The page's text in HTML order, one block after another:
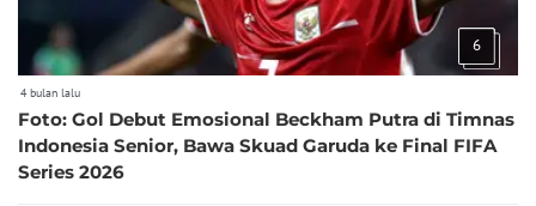
6
4 bulan lalu
Foto: Gol Debut Emosional Beckham Putra di Timnas
Indonesia Senior, Bawa Skuad Garuda ke Final FIFA
Series 2026